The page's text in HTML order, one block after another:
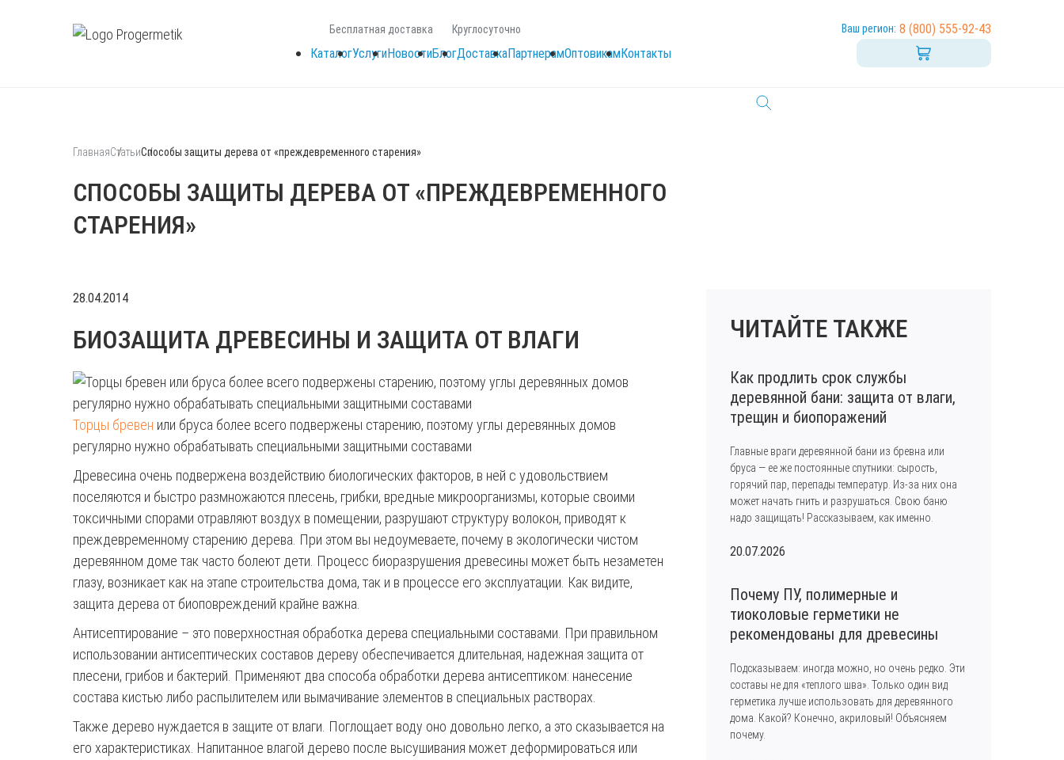
Бесплатная доставка Круглосуточно Ваш регион: 8 (800) 555-92-43
КаталогУслугиНовостиБлогДоставкаПартнерамОптовикамКонтакты
ГлавнаяСтатьиСпособы защиты дерева от «преждевременного старения»
СПОСОБЫ ЗАЩИТЫ ДЕРЕВА ОТ «ПРЕЖДЕВРЕМЕННОГО
СТАРЕНИЯ»
28.04.2014
БИОЗАЩИТА ДРЕВЕСИНЫ И ЗАЩИТА ОТ ВЛАГИ
Торцы бревен или бруса более всего подвержены старению, поэтому углы деревянных домов
регулярно нужно обрабатывать специальными защитными составами
Древесина очень подвержена воздействию биологических факторов, в ней с удовольствием
поселяются и быстро размножаются плесень, грибки, вредные микроорганизмы, которые своими
токсичными спорами отравляют воздух в помещении, разрушают структуру волокон, приводят к
преждевременному старению дерева. При этом вы недоумеваете, почему в экологически чистом
деревянном доме так часто болеют дети. Процесс биоразрушения древесины может быть незаметен
глазу, возникает как на этапе строительства дома, так и в процессе его эксплуатации. Как видите,
защита дерева от биоповреждений крайне важна.
Антисептирование – это поверхностная обработка дерева специальными составами. При правильном
использовании антисептических составов дереву обеспечивается длительная, надежная защита от
плесени, грибов и бактерий. Применяют два способа обработки дерева антисептиком: нанесение
состава кистью либо распылителем или вымачивание элементов в специальных растворах.
Также дерево нуждается в защите от влаги. Поглощает воду оно довольно легко, а это сказывается на
его характеристиках. Напитанное влагой дерево после высушивания может деформироваться или
ЧИТАЙТЕ ТАКЖЕ
Как продлить срок службы
деревянной бани: защита от влаги,
трещин и биопоражений
Главные враги деревянной бани из бревна или
бруса — ее же постоянные спутники: сырость,
горячий пар, перепады температур. Из-за них она
может начать гнить и разрушаться. Свою баню
надо защищать! Рассказываем, как именно.
20.07.2026
Почему ПУ, полимерные и
тиоколовые герметики не
рекомендованы для древесины
Подсказываем: иногда можно, но очень редко. Эти
составы не для «теплого шва». Только один вид
герметика лучше использовать для деревянного
дома. Какой? Конечно, акриловый! Объясняем
почему.